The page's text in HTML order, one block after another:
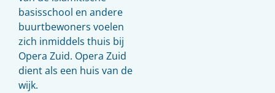
basisschool en andere
buurtbewoners voelen
zich inmiddels thuis bij
Opera Zuid. Opera Zuid
dient als een huis van de
wijk.